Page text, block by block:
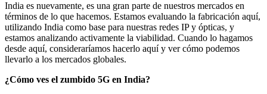
India es nuevamente, es una gran parte de nuestros mercados en
términos de lo que hacemos. Estamos evaluando la fabricación aquí,
utilizando India como base para nuestras redes IP y ópticas, y
estamos analizando activamente la viabilidad. Cuando lo hagamos
desde aquí, consideraríamos hacerlo aquí y ver cómo podemos
llevarlo a los mercados globales.
¿Cómo ves el zumbido 5G en India?